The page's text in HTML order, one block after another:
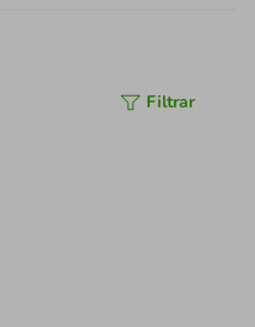
Filtrar